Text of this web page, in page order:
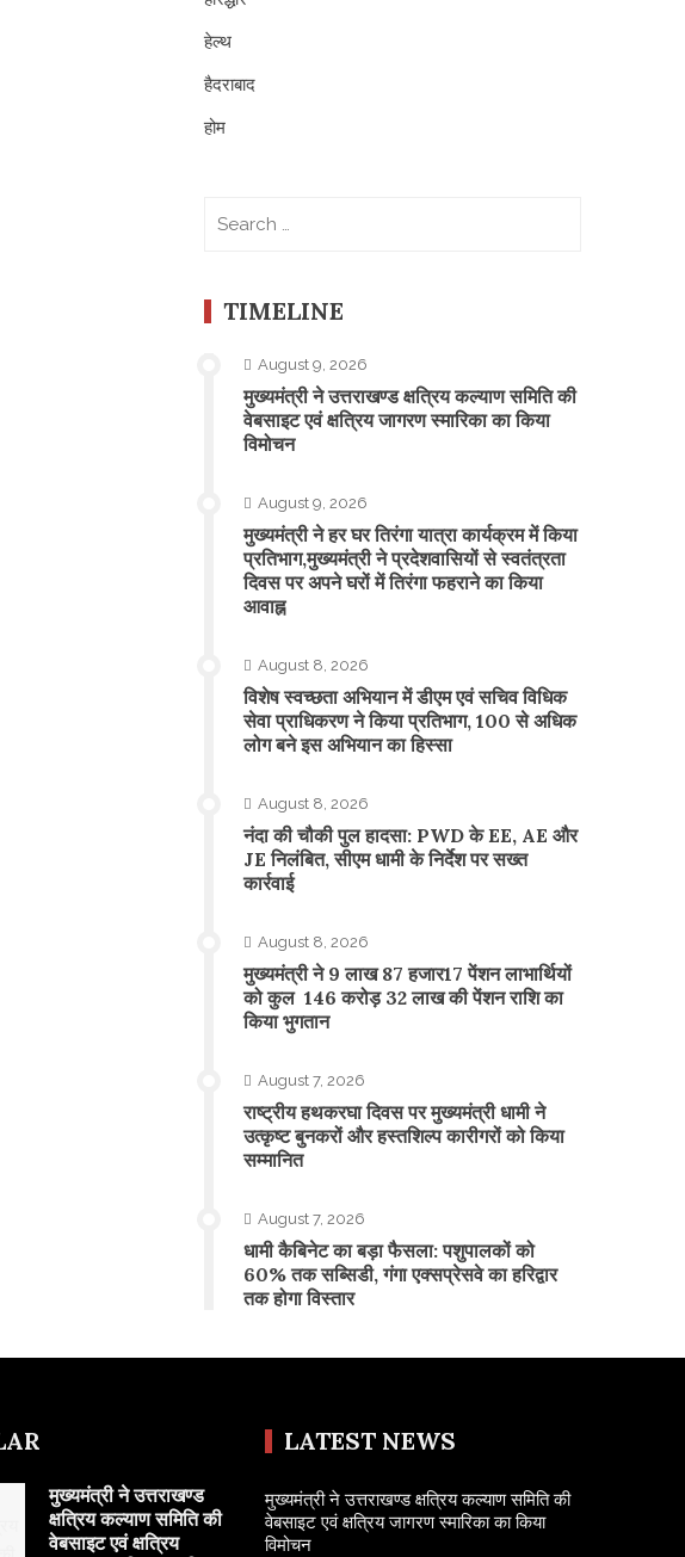
हेल्थ
हैदराबाद
होम
TIMELINE
August 9, 2026
मुख्यमंत्री ने उत्तराखण्ड क्षत्रिय कल्याण समिति की
वेबसाइट एवं क्षत्रिय जागरण स्मारिका का किया
विमोचन
August 9, 2026
मुख्यमंत्री ने हर घर तिरंगा यात्रा कार्यक्रम में किया
प्रतिभाग,मुख्यमंत्री ने प्रदेशवासियों से स्वतंत्रता
दिवस पर अपने घरों में तिरंगा फहराने का किया
आवाह्न
August 8, 2026
विशेष स्वच्छता अभियान में डीएम एवं सचिव विधिक
सेवा प्राधिकरण ने किया प्रतिभाग, 100 से अधिक
लोग बने इस अभियान का हिस्सा
August 8, 2026
नंदा की चौकी पुल हादसा: PWD के EE, AE और
JE निलंबित, सीएम धामी के निर्देश पर सख्त
कार्रवाई
August 8, 2026
मुख्यमंत्री ने 9 लाख 87 हजार17 पेंशन लाभार्थियों
को कुल 146 करोड़ 32 लाख की पेंशन राशि का
किया भुगतान
August 7, 2026
राष्ट्रीय हथकरघा दिवस पर मुख्यमंत्री धामी ने
उत्कृष्ट बुनकरों और हस्तशिल्प कारीगरों को किया
सम्मानित
August 7, 2026
​धामी कैबिनेट का बड़ा फैसला: पशुपालकों को
60% तक सब्सिडी, गंगा एक्सप्रेसवे का हरिद्वार
तक होगा विस्तार
मुख्यमंत्री ने उत्तराखण्ड
क्षत्रिय कल्याण समिति की
वेबसाइट एवं क्षत्रिय
LATEST NEWS
मुख्यमंत्री ने उत्तराखण्ड क्षत्रिय कल्याण समिति की
वेबसाइट एवं क्षत्रिय जागरण स्मारिका का किया
विमोचन